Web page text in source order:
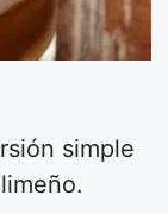
simple